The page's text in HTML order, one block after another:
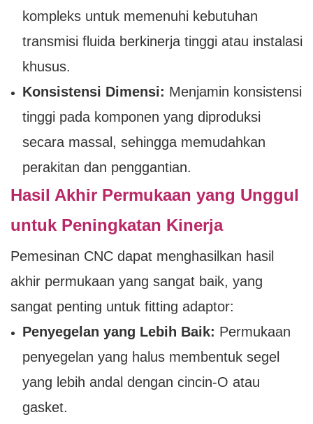
kompleks untuk memenuhi kebutuhan
transmisi fluida berkinerja tinggi atau instalasi
khusus.
Konsistensi Dimensi: Menjamin konsistensi
tinggi pada komponen yang diproduksi
secara massal, sehingga memudahkan
perakitan dan penggantian.
Hasil Akhir Permukaan yang Unggul
untuk Peningkatan Kinerja
Pemesinan CNC dapat menghasilkan hasil
akhir permukaan yang sangat baik, yang
sangat penting untuk fitting adaptor:
Penyegelan yang Lebih Baik: Permukaan
penyegelan yang halus membentuk segel
yang lebih andal dengan cincin-O atau
gasket.